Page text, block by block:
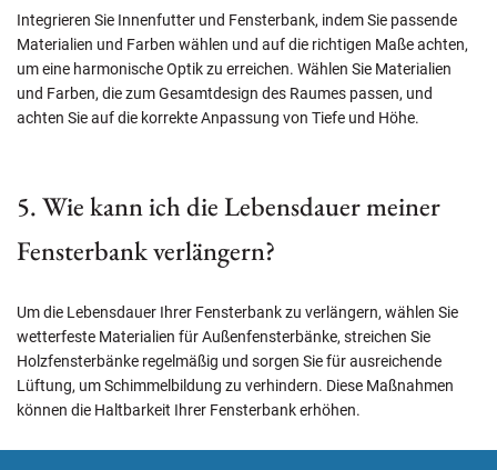
Integrieren Sie Innenfutter und Fensterbank, indem Sie passende
Materialien und Farben wählen und auf die richtigen Maße achten,
um eine harmonische Optik zu erreichen. Wählen Sie Materialien
und Farben, die zum Gesamtdesign des Raumes passen, und
achten Sie auf die korrekte Anpassung von Tiefe und Höhe.
5. Wie kann ich die Lebensdauer meiner
Fensterbank verlängern?
Um die Lebensdauer Ihrer Fensterbank zu verlängern, wählen Sie
wetterfeste Materialien für Außenfensterbänke, streichen Sie
Holzfensterbänke regelmäßig und sorgen Sie für ausreichende
Lüftung, um Schimmelbildung zu verhindern. Diese Maßnahmen
können die Haltbarkeit Ihrer Fensterbank erhöhen.